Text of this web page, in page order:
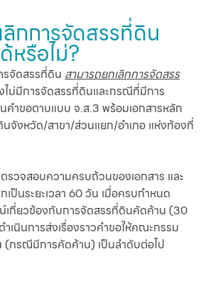
กการจัดสรรที่ดิน
หรือไม่?
รจัดสรรที่ดิน สามารถยกเลิกการจัดสรร
ม่มีการจัดสรรที่ดินและกรณีที่มีการ
คำขอตาบแบบ จ.ส.3 พร้อมเอกสารหลัก
จังหวัด/สาขา/ส่วนแยก/อำเภอ แห่งท้องที่
รวจสอบความครบถ้วนของเอกสาร และ
ป็นระยะเวลา 60 วัน เมื่อครบกำหนด
น์เกี่ยวข้องกับการจัดสรรที่ดินคัดค้าน (30
เนินการส่งเรื่องราวคำขอให้คณะกรรม
(กรณีมีการคัดค้าน) เป็นลำดับต่อไป